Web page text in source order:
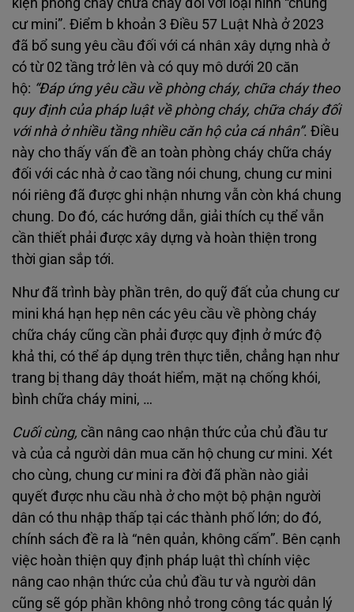
cư mini”. Điểm b khoản 3 Điều 57 Luật Nhà ở 2023
đã bổ sung yêu cầu đối với cá nhân xây dựng nhà ở
có từ 02 tầng trở lên và có quy mô dưới 20 căn
hộ: “Đáp ứng yêu cầu về phòng cháy, chữa cháy theo
quy định của pháp luật về phòng cháy, chữa cháy đối
với nhà ở nhiều tầng nhiều căn hộ của cá nhân”. Điều
này cho thấy vấn đề an toàn phòng cháy chữa cháy
đối với các nhà ở cao tầng nói chung, chung cư mini
nói riêng đã được ghi nhận nhưng vẫn còn khá chung
chung. Do đó, các hướng dẫn, giải thích cụ thể vẫn
cần thiết phải được xây dựng và hoàn thiện trong
thời gian sắp tới.
Như đã trình bày phần trên, do quỹ đất của chung cư
mini khá hạn hẹp nên các yêu cầu về phòng cháy
chữa cháy cũng cần phải được quy định ở mức độ
khả thi, có thể áp dụng trên thực tiễn, chẳng hạn như
trang bị thang dây thoát hiểm, mặt nạ chống khói,
bình chữa cháy mini, …
Cuối cùng, cần nâng cao nhận thức của chủ đầu tư
và của cả người dân mua căn hộ chung cư mini. Xét
cho cùng, chung cư mini ra đời đã phần nào giải
quyết được nhu cầu nhà ở cho một bộ phận người
dân có thu nhập thấp tại các thành phố lớn; do đó,
chính sách đề ra là “nên quản, không cấm”. Bên cạnh
việc hoàn thiện quy định pháp luật thì chính việc
nâng cao nhận thức của chủ đầu tư và người dân
cũng sẽ góp phần không nhỏ trong công tác quản lý